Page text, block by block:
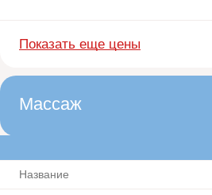
Показать еще цены
Массаж
Название